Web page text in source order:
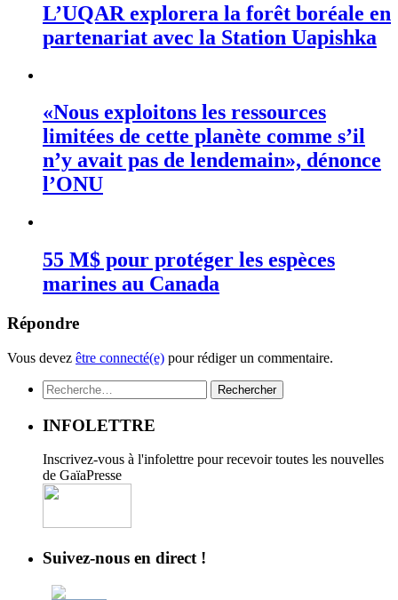
L’UQAR explorera la forêt boréale en
partenariat avec la Station Uapishka
«Nous exploitons les ressources
limitées de cette planète comme s’il
n’y avait pas de lendemain», dénonce
l’ONU
55 M$ pour protéger les espèces
marines au Canada
Répondre
Vous devez être connecté(e) pour rédiger un commentaire.
Rechercher :
INFOLETTRE
Inscrivez-vous à l'infolettre pour recevoir toutes les nouvelles
de GaïaPresse
Suivez-nous en direct !